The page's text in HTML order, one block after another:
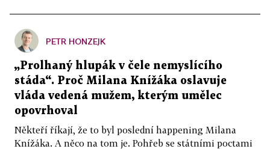
PETR HONZEJK
„Prolhaný hlupák v čele nemyslícího
stáda“. Proč Milana Knížáka oslavuje
vláda vedená mužem, kterým umělec
opovrhoval
Někteří říkají, že to byl poslední happening Milana
Knížáka. A něco na tom je. Pohřeb se státními poctami